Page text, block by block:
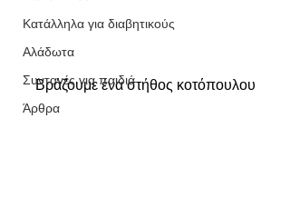
Κατάλληλα για διαβητικούς
Αλάδωτα
Συνταγές για παιδιά
Άρθρα
Βράζουμε ένα στήθος κοτόπουλου